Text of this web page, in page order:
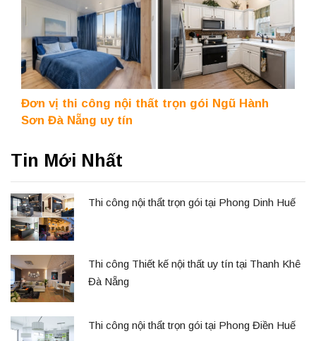
Đơn vị thi công nội thất trọn gói Ngũ Hành
Sơn Đà Nẵng uy tín
Tin Mới Nhất
Thi công nội thẩt trọn gói tại Phong Dinh Huế
Thi công Thiết kế nội thất uy tín tại Thanh Khê
Đà Nẵng
Thi công nội thẩt trọn gói tại Phong Điền Huế